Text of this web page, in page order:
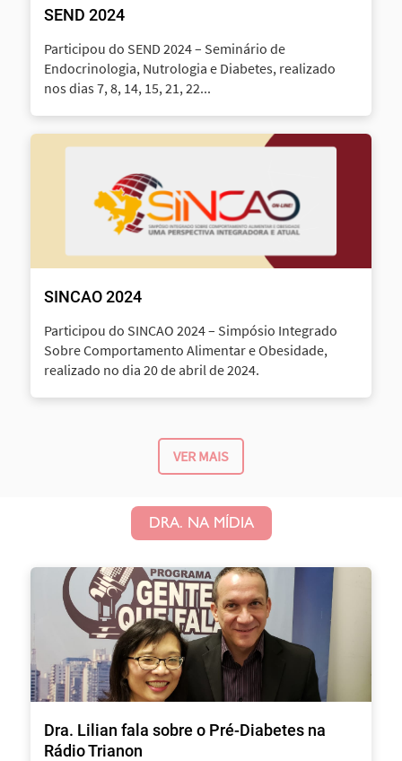
SEND 2024
Participou do SEND 2024 – Seminário de
Endocrinologia, Nutrologia e Diabetes, realizado
nos dias 7, 8, 14, 15, 21, 22...
SINCAO 2024
Participou do SINCAO 2024 – Simpósio Integrado
Sobre Comportamento Alimentar e Obesidade,
realizado no dia 20 de abril de 2024.
VER MAIS
DRA. NA MÍDIA
Dra. Lilian fala sobre o Pré-Diabetes na
Rádio Trianon